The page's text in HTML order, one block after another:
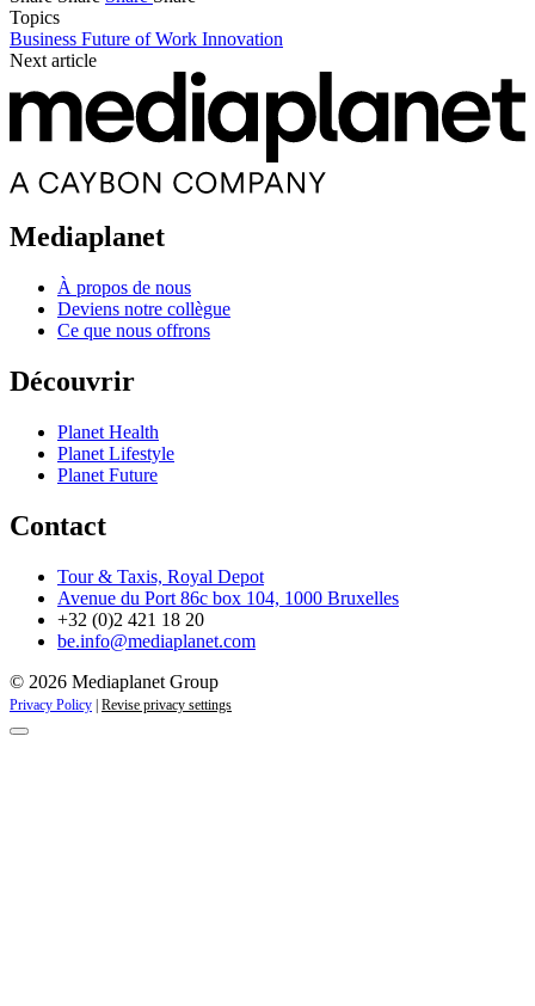
Topics
Business Future of Work Innovation
Next article
Mediaplanet
À propos de nous
Deviens notre collègue
Ce que nous offrons
Découvrir
Planet Health
Planet Lifestyle
Planet Future
Contact
Tour & Taxis, Royal Depot
Avenue du Port 86c box 104, 1000 Bruxelles
+32 (0)2 421 18 20
be.info@mediaplanet.com
© 2026 Mediaplanet Group
Privacy Policy Revise privacy settings